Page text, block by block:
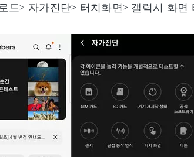
드> 자가진단> 터치화면> 갤럭시 화